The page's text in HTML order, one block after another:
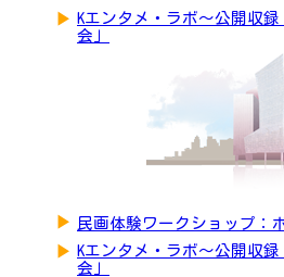
▶ Kエンタメ・ラボ～公開収
会」
▶ 民画体験ワークショップ：
▶ Kエンタメ・ラボ～公開収
会」